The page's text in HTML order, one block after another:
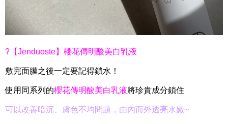
?【Jenduoste】櫻花傳明酸美白乳液
敷完面膜之後一定要記得鎖水！
使用同系列的櫻花傳明酸美白乳液將珍貴成分鎖住
可以改善暗沉、膚色不均問題，由內而外透亮水嫩~